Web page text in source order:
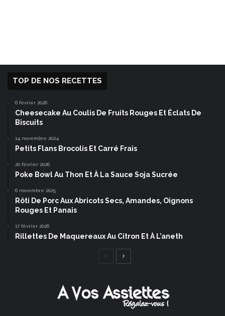
TOP DE NOS RECETTES
6 février 2026
Cheesecake Au Coulis De Fruits Rouges Et Éclats De
Biscuits
14 novembre 2024
Petits Flans Brocolis Et Carré Frais
20 février 2026
Poke Bowl Au Thon Et À La Sauce Soja Sucrée
6 novembre 2025
Rôti De Porc Aux Abricots Secs, Amandes, Oignons
Rouges Et Panais
17 février 2026
Rillettes De Maquereaux Au Citron Et À L’aneth
Page